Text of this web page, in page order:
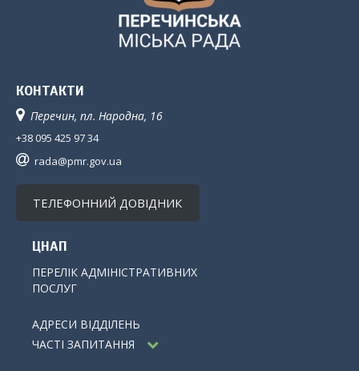
КОНТАКТИ
Перечин, пл. Народна, 16
+38 095 425 97 34
rada@pmr.gov.ua
ТЕЛЕФОННИЙ ДОВІДНИК
ЦНАП
ПЕРЕЛІК АДМІНІСТРАТИВНИХ
ПОСЛУГ
АДРЕСИ ВІДДІЛЕНЬ
ЧАСТІ ЗАПИТАННЯ